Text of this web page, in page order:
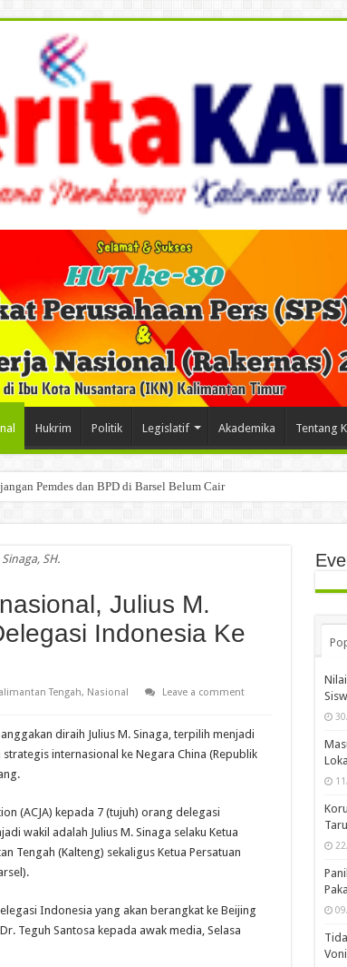
Hukrim Politik Legislatif Akademika Tentang
Pemdes dan BPD di Barsel Belum Cair
SH.
Julius M.
Indonesia Ke
Tengah, Nasional
Leave a comment
diraih Julius M. Sinaga, terpilih menjadi
internasional ke Negara China (Republik
(ACJA) kepada 7 (tujuh) orang delegasi
wakil adalah Julius M. Sinaga selaku Ketua
Tengah (Kalteng) sekaligus Ketua Persatuan
Indonesia yang akan berangkat ke Beijing
Teguh Santosa kepada awak media, Selasa